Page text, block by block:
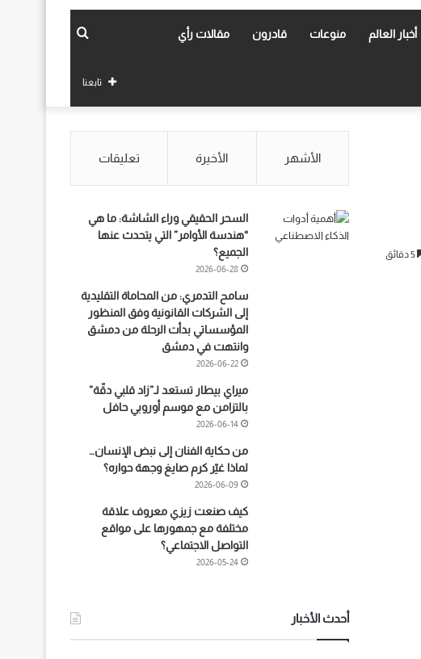
أخبار العالم منوعات قادرون مقالات رأي بحث
تابعنا
الأشهر الأخيرة تعليقات
السحر الحقيقي وراء الشاشة: ما هي
“هندسة الأوامر” التي يتحدث عنها
الجميع؟
2026-06-28
سامح التدمري: من المحاماة التقليدية
إلى الشركات القانونية وفق المنظور
المؤسساتي بدأت الرحلة من دمشق
وانتهت في دمشق
2026-06-22
ميراي بيطار تستعد لـ”زاد قلبي دقّة”
بالتزامن مع موسم أوروبي حافل
2026-06-14
من حكاية الفنان إلى نبض الإنسان…
لماذا غيّر كرم صايغ وجهة حواره؟
2026-06-09
كيف صنعت زيزي معروف علاقة
مختلفة مع جمهورها على مواقع
التواصل الاجتماعي؟
2026-05-24
أحدث الأخبار